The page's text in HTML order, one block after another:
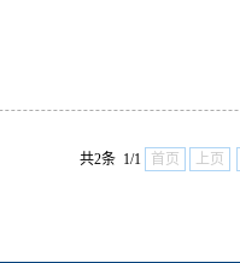
共2条 1/1 首页 上页